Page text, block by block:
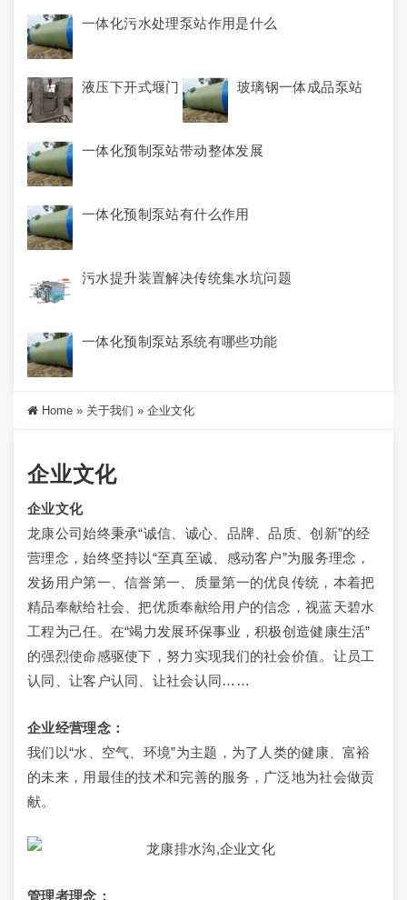
一体化污水处理泵站作用是什么
液压下开式堰门 玻璃钢一体成品泵站
一体化预制泵站带动整体发展
一体化预制泵站有什么作用
污水提升装置解决传统集水坑问题
一体化预制泵站系统有哪些功能
Home » 关于我们 » 企业文化
企业文化
企业文化
龙康公司始终秉承“诚信、诚心、品牌、品质、创新”的经
营理念，始终坚持以“至真至诚、感动客户”为服务理念，
发扬用户第一、信誉第一、质量第一的优良传统，本着把
精品奉献给社会、把优质奉献给用户的信念，视蓝天碧水
工程为己任。在“竭力发展环保事业，积极创造健康生活”
的强烈使命感驱使下，努力实现我们的社会价值。让员工
认同、让客户认同、让社会认同……
企业经营理念：
我们以“水、空气、环境”为主题，为了人类的健康、富裕
的未来，用最佳的技术和完善的服务，广泛地为社会做贡
献。
管理者理念：